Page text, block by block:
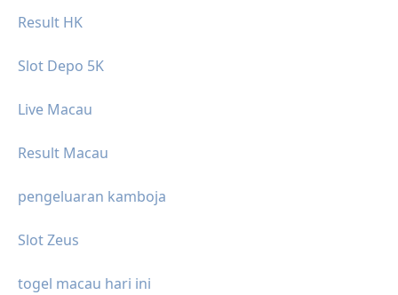
Result HK
Slot Depo 5K
Live Macau
Result Macau
pengeluaran kamboja
Slot Zeus
togel macau hari ini